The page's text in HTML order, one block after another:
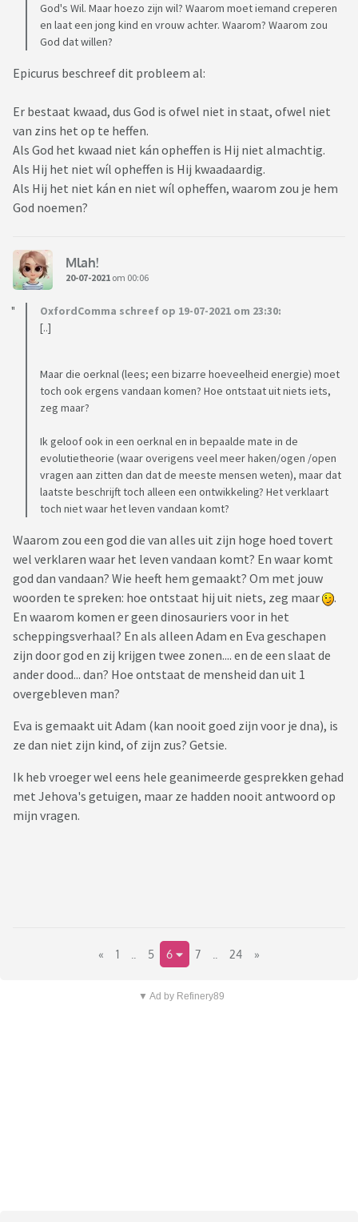
God's Wil. Maar hoezo zijn wil? Waarom moet iemand creperen
en laat een jong kind en vrouw achter. Waarom? Waarom zou
God dat willen?
Epicurus beschreef dit probleem al:
Er bestaat kwaad, dus God is ofwel niet in staat, ofwel niet
van zins het op te heffen.
Als God het kwaad niet kán opheffen is Hij niet almachtig.
Als Hij het niet wíl opheffen is Hij kwaadaardig.
Als Hij het niet kán en niet wíl opheffen, waarom zou je hem
God noemen?
Mlah!
20-07-2021 om 00:06
OxfordComma schreef op 19-07-2021 om 23:30:
[..]
Maar die oerknal (lees; een bizarre hoeveelheid energie) moet
toch ook ergens vandaan komen? Hoe ontstaat uit niets iets,
zeg maar?
Ik geloof ook in een oerknal en in bepaalde mate in de
evolutietheorie (waar overigens veel meer haken/ogen /open
vragen aan zitten dan dat de meeste mensen weten), maar dat
laatste beschrijft toch alleen een ontwikkeling? Het verklaart
toch niet waar het leven vandaan komt?
Waarom zou een god die van alles uit zijn hoge hoed tovert
wel verklaren waar het leven vandaan komt? En waar komt
god dan vandaan? Wie heeft hem gemaakt? Om met jouw
woorden te spreken: hoe ontstaat hij uit niets, zeg maar
.
En waarom komen er geen dinosauriers voor in het
scheppingsverhaal? En als alleen Adam en Eva geschapen
zijn door god en zij krijgen twee zonen.... en de een slaat de
ander dood... dan? Hoe ontstaat de mensheid dan uit 1
overgebleven man?
Eva is gemaakt uit Adam (kan nooit goed zijn voor je dna), is
ze dan niet zijn kind, of zijn zus? Getsie.
Ik heb vroeger wel eens hele geanimeerde gesprekken gehad
met Jehova's getuigen, maar ze hadden nooit antwoord op
mijn vragen.
« 1 5 6 7 24 »
▼ Ad by Refinery89